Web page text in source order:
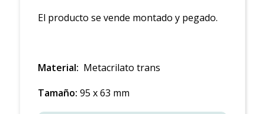
El producto se vende montado y pegado.
Material: Metacrilato trans
Tamaño: 95 x 63 mm